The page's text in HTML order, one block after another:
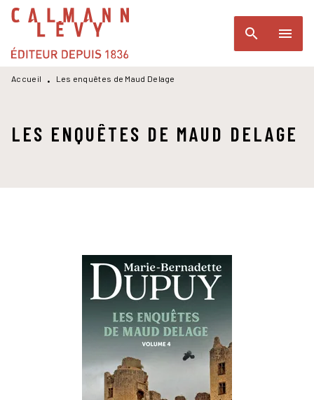
MENU RECHERCHE
PIED DE PAGE
search menu
Accueil • Les enquêtes de Maud Delage
LES ENQUÊTES DE MAUD DELAGE